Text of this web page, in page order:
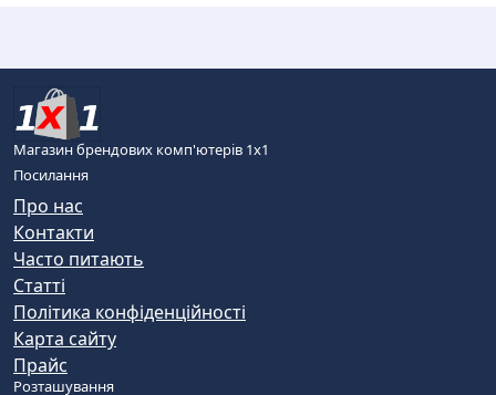
Магазин брендових комп'ютерів 1х1
Посилання
Про нас
Контакти
Часто питають
Статті
Політика конфіденційності
Карта сайту
Прайс
Розташування